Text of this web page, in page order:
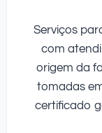
Serviços
com
origem da
tomadas
certificado